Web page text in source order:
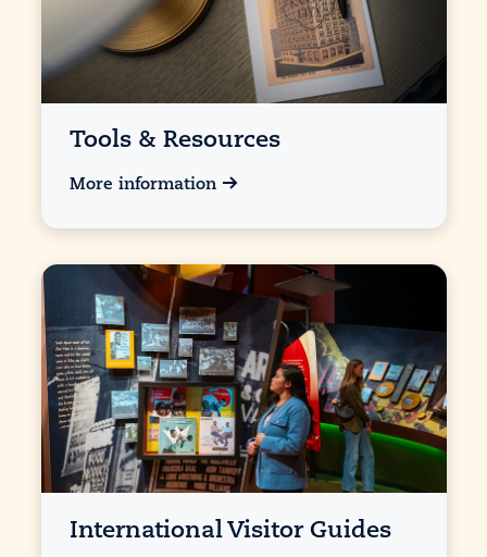
Tools & Resources
More information
International Visitor Guides